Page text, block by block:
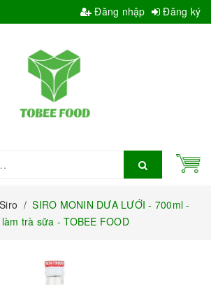
Đăng nhập Đăng ký
/ SIRO MONIN DƯA LƯỚI - 700ml -
trà sữa - TOBEE FOOD